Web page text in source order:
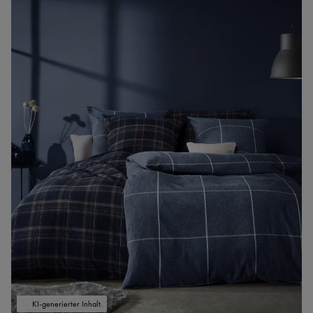
KI-generierter Inhalt.